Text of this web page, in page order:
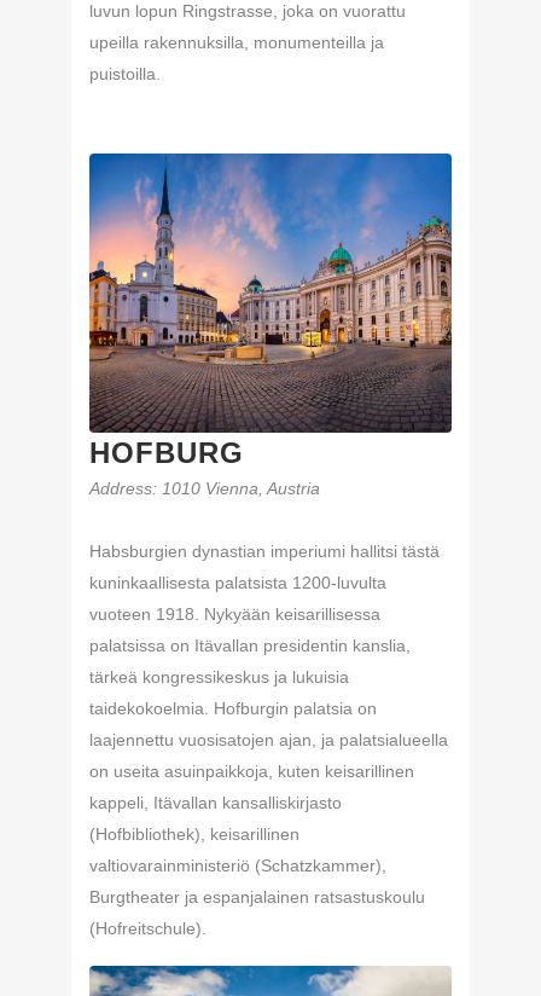
luvun lopun Ringstrasse, joka on vuorattu
upeilla rakennuksilla, monumenteilla ja
puistoilla.
HOFBURG
Address: 1010 Vienna, Austria
Habsburgien dynastian imperiumi hallitsi tästä
kuninkaallisesta palatsista 1200-luvulta
vuoteen 1918. Nykyään keisarillisessa
palatsissa on Itävallan presidentin kanslia,
tärkeä kongressikeskus ja lukuisia
taidekokoelmia. Hofburgin palatsia on
laajennettu vuosisatojen ajan, ja palatsialueella
on useita asuinpaikkoja, kuten keisarillinen
kappeli, Itävallan kansalliskirjasto
(Hofbibliothek), keisarillinen
valtiovarainministeriö (Schatzkammer),
Burgtheater ja espanjalainen ratsastuskoulu
(Hofreitschule).